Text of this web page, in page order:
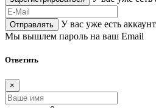
Отправлять У вас уже есть
Мы вышлем пароль на ваш Email
Ответить
×